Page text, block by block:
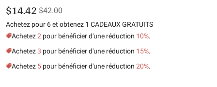
$14.42 $42.00
Achetez pour 6 et obtenez 1 CADEAUX GRATUITS
Achetez2 pour bénéficier d'une réduction 10%.
Achetez3 pour bénéficier d'une réduction 15%.
Achetez 5 pour bénéficier d'une réduction 20%.